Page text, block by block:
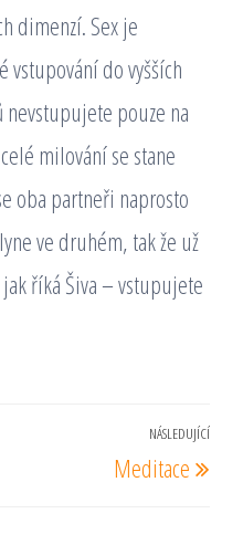
dimenzí. Sex je
vstupování do vyšších
nevstupujete pouze na
milování se stane
oba partneři naprosto
ve druhém, tak že už
říká Šiva – vstupujete
NÁSLEDUJÍCÍ
Meditace